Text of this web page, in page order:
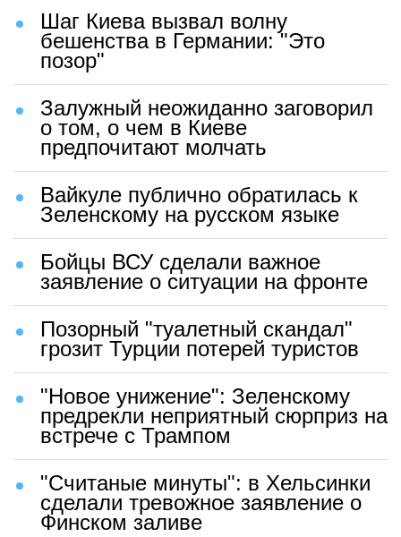
Шаг Киева вызвал волну
бешенства в Германии: "Это
позор"
Залужный неожиданно заговорил
о том, о чем в Киеве
предпочитают молчать
Вайкуле публично обратилась к
Зеленскому на русском языке
Бойцы ВСУ сделали важное
заявление о ситуации на фронте
Позорный "туалетный скандал"
грозит Турции потерей туристов
"Новое унижение": Зеленскому
предрекли неприятный сюрприз на
встрече с Трампом
"Считаные минуты": в Хельсинки
сделали тревожное заявление о
Финском заливе